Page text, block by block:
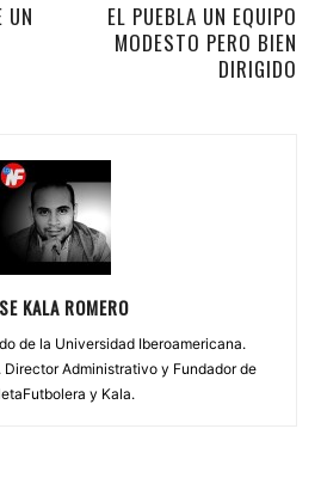
UN
EL PUEBLA UN EQUIPO
MODESTO PERO BIEN
DIRIGIDO
KALA ROMERO
de la Universidad Iberoamericana.
Director Administrativo y Fundador de
y Kala.